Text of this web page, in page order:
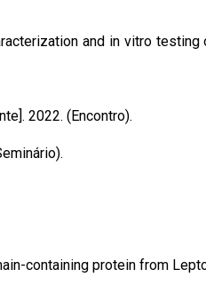
and in vitro
2022. (Encontro).
containing protein from